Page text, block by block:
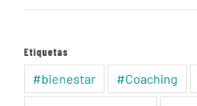
Etiquetas
#bienestar #Coaching